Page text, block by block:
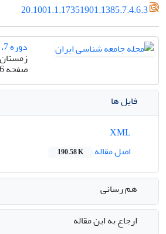
20.1001.1.17351901.1385.7.4.6.3
دوره 7، شماره 4
زمستان 1385
صفحه
فایل ها
اصل مقاله
190.58 K
هم رسانی
ارجاع به این مقاله